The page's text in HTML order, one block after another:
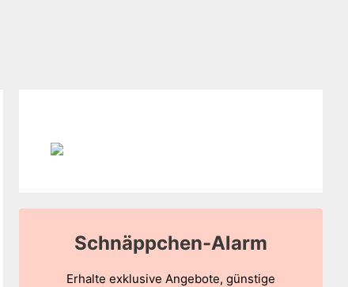
Schnäppchen-Alarm
Erhalte exklusive Angebote, günstige